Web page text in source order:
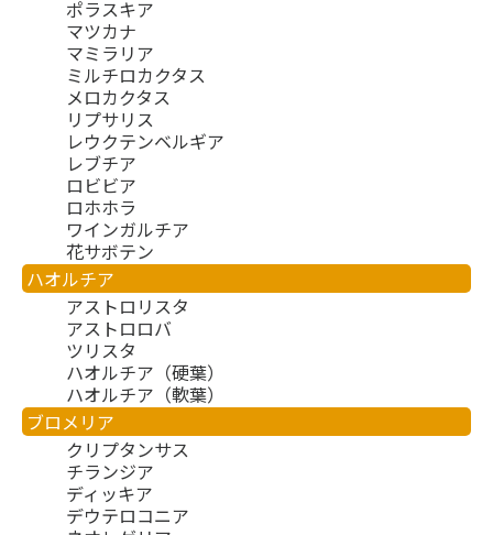
ポラスキア
マツカナ
マミラリア
ミルチロカクタス
メロカクタス
リプサリス
レウクテンベルギア
レブチア
ロビビア
ロホホラ
ワインガルチア
花サボテン
ハオルチア
アストロリスタ
アストロロバ
ツリスタ
ハオルチア（硬葉）
ハオルチア（軟葉）
ブロメリア
クリプタンサス
チランジア
ディッキア
デウテロコニア